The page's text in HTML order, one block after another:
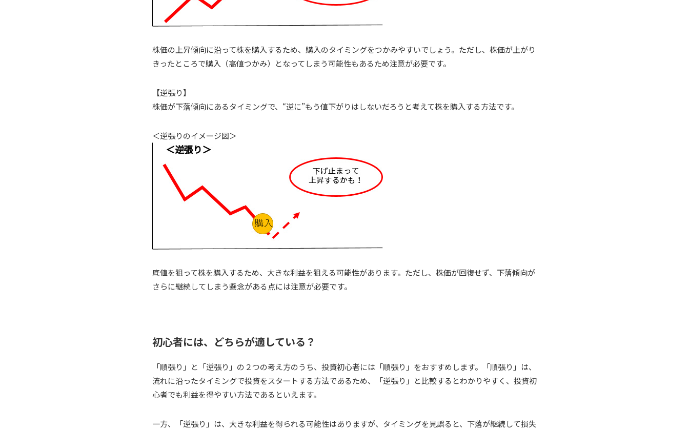
株価の上昇傾向に沿って株を購入するため、購入のタイミングをつかみやすいでしょう。ただし、株価が上がり
きったところで購入（高値つかみ）となってしまう可能性もあるため注意が必要です。
【逆張り】
株価が下落傾向にあるタイミングで、“逆に”もう値下がりはしないだろうと考えて株を購入する方法です。
＜逆張りのイメージ図＞
底値を狙って株を購入するため、大きな利益を狙える可能性があります。ただし、株価が回復せず、下落傾向が
さらに継続してしまう懸念がある点には注意が必要です。
初心者には、どちらが適している？
「順張り」と「逆張り」の２つの考え方のうち、投資初心者には「順張り」をおすすめします。「順張り」は、
流れに沿ったタイミングで投資をスタートする方法であるため、「逆張り」と比較するとわかりやすく、投資初
心者でも利益を得やすい方法であるといえます。
一方、「逆張り」は、大きな利益を得られる可能性はありますが、タイミングを見誤ると、下落が継続して損失